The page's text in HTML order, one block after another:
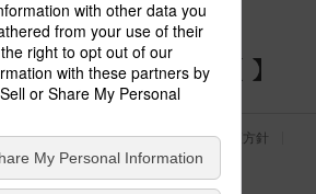
の電気設備 SNSアカウント
クッキーポリシー
個人情報保護方針
ソニック ホールディングス